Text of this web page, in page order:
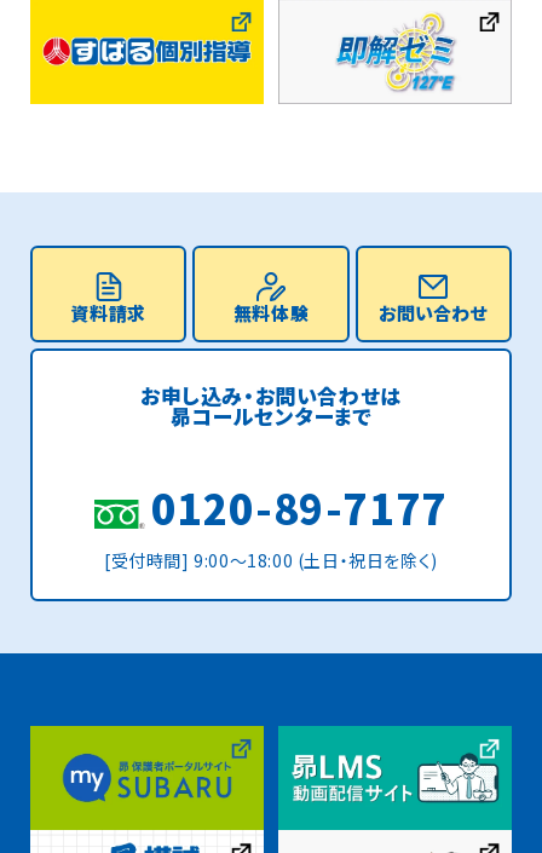
資料請求 無料体験 お問い合わせ
お申し込み・お問い合わせは
昴コールセンターまで
0120-89-7177
[受付時間] 9:00〜18:00 (土日・祝日を除く)